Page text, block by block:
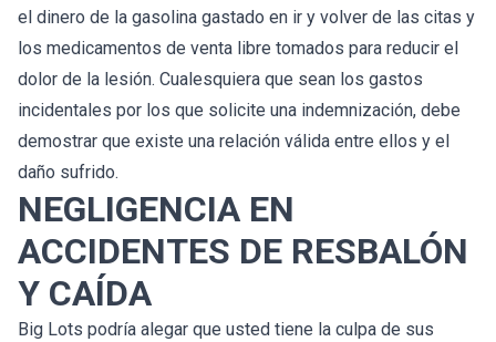
el dinero de la gasolina gastado en ir y volver de las citas y
los medicamentos de venta libre tomados para reducir el
dolor de la lesión. Cualesquiera que sean los gastos
incidentales por los que solicite una indemnización, debe
demostrar que existe una relación válida entre ellos y el
daño sufrido.
NEGLIGENCIA EN
ACCIDENTES DE RESBALÓN
Y CAÍDA
Big Lots podría alegar que usted tiene la culpa de sus